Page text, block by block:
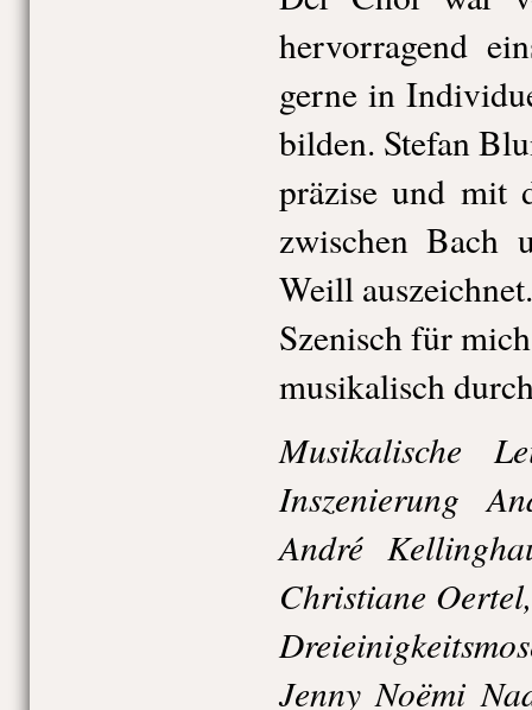
hervorragend
gerne in
bilden. Stefan
präzise und mit
zwischen Bach
Weill auszeichnet.
Szenisch für
musikalisch
Musikalische
Inszenierung
André
Christiane
Jenny Noëmi